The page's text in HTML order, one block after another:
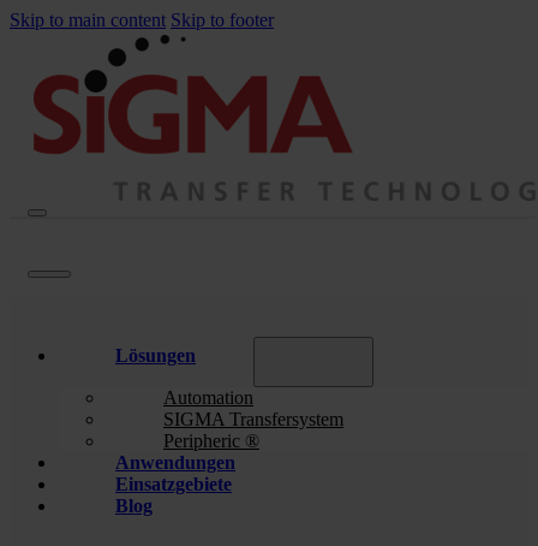
Skip to main content Skip to footer
Lösungen
Automation
SIGMA Transfersystem
Peripheric ®
Anwendungen
Einsatzgebiete
Blog